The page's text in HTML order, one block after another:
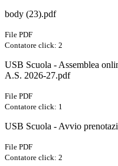
body (23).pdf
File PDF
Contatore click: 2
USB Scuola - Assemblea
A.S. 2026-27.pdf
File PDF
Contatore click: 1
USB Scuola - Avvio
File PDF
Contatore click: 2